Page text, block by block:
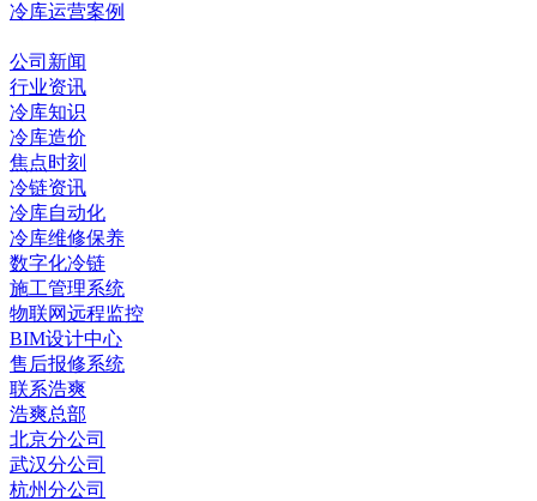
冷库运营案例
公司新闻
行业资讯
冷库知识
冷库造价
焦点时刻
冷链资讯
冷库自动化
冷库维修保养
数字化冷链
施工管理系统
物联网远程监控
BIM设计中心
售后报修系统
联系浩爽
浩爽总部
北京分公司
武汉分公司
杭州分公司